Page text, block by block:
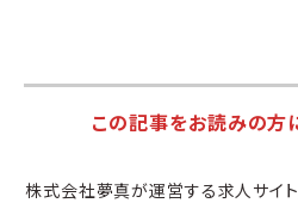
この記事をお読みの方
株式会社夢真が運営する求人サイト